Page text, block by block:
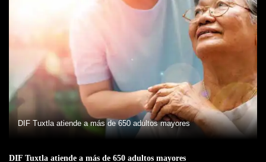
DIF Tuxtla atiende a más de 650 adultos mayores
DIF Tuxtla atiende a más de 650 adultos mayores